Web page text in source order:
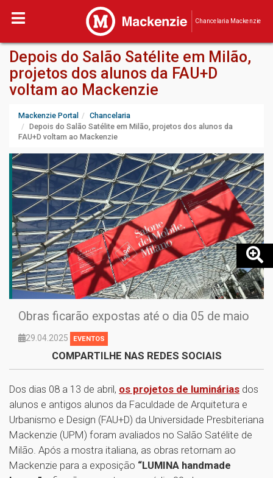
Chancelaria Mackenzie
Depois do Salão Satélite em Milão,
projetos dos alunos da FAU+D
voltam ao Mackenzie
Mackenzie Portal
Chancelaria
Depois do Salão Satélite em Milão, projetos dos alunos da
FAU+D voltam ao Mackenzie
Obras ficarão expostas até o dia 05 de maio
29.04.2025 EVENTOS
COMPARTILHE NAS REDES SOCIAIS
Dos dias 08 a 13 de abril, os projetos de luminárias dos
alunos e antigos alunos da Faculdade de Arquitetura e
Urbanismo e Design (FAU+D) da Universidade Presbiteriana
Mackenzie (UPM) foram avaliados no Salão Satélite de
Milão. Após a mostra italiana, as obras retornam ao
Mackenzie para a exposição “LUMINA handmade